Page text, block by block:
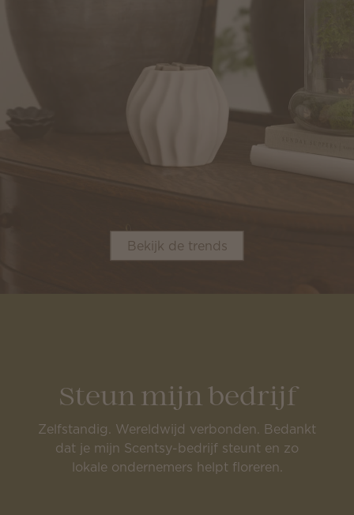
Bekijk de trends
Steun mijn bedrijf
Zelfstandig. Wereldwijd verbonden. Bedankt
dat je mijn Scentsy-bedrijf steunt en zo
lokale ondernemers helpt floreren.